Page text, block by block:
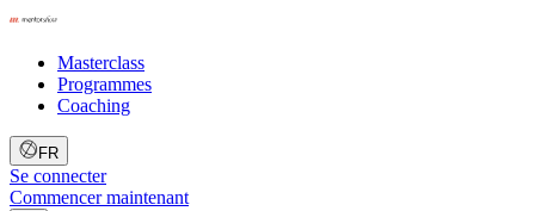
Masterclass
Programmes
Coaching
FR
Se connecter
Commencer maintenant